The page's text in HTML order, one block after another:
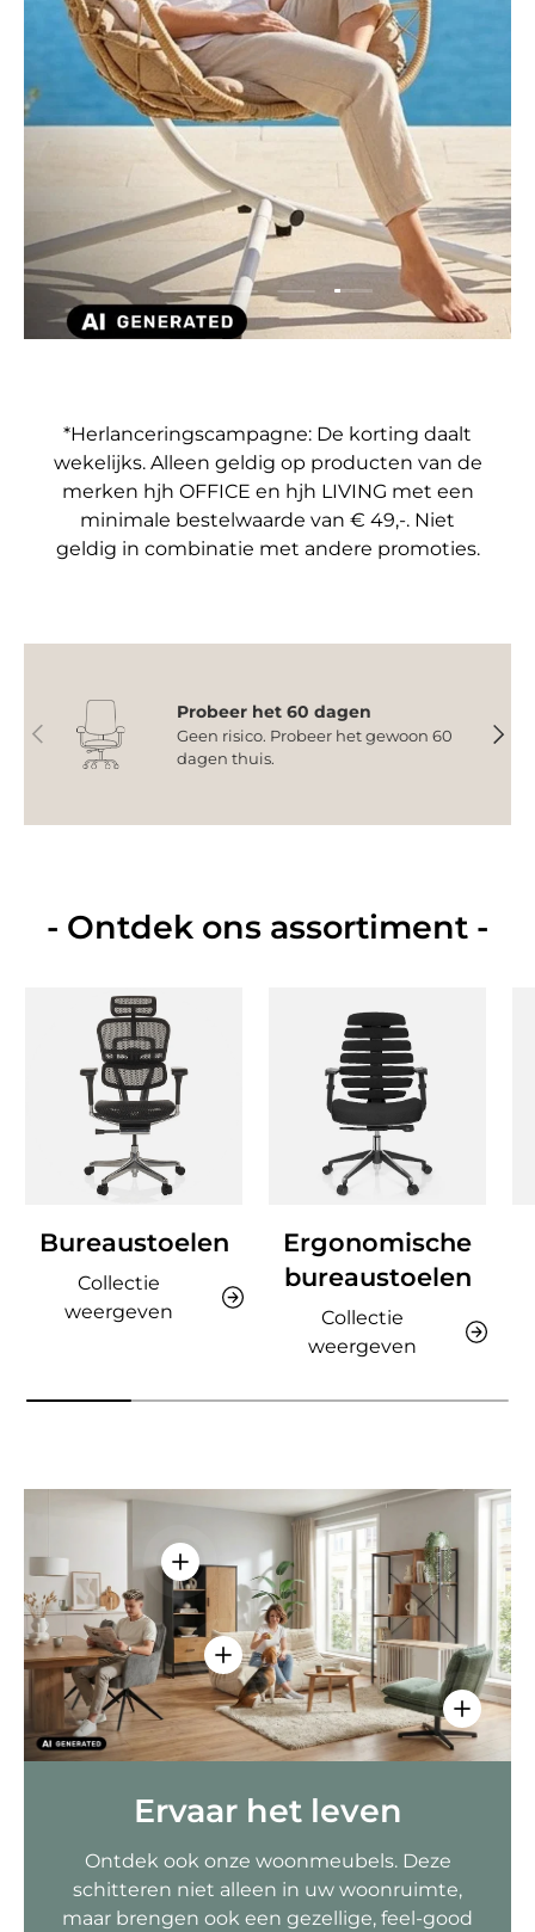
Dia laden 1 van 4
Dia laden 2 van 4
Dia laden 3 van 4
Dia laden 4 van 4
*Herlanceringscampagne: De korting daalt
wekelijks. Alleen geldig op producten van de
merken hjh OFFICE en hjh LIVING met een
minimale bestelwaarde van € 49,-. Niet
geldig in combinatie met andere promoties.
Vorige
Probeer het 60 dagen
Geen risico. Probeer het gewoon 60
dagen thuis.
- Ontdek ons assortiment -
Bureaustoelen
Collectie
weergeven
Ergonomische
bureaustoelen
Collectie
weergeven
Details
Details weergeven - AMIO H -
Details weergeven - Sitzolo 2 -
Ervaar het leven
Ontdek ook onze woonmeubels. Deze
schitteren niet alleen in uw woonruimte,
maar brengen ook een gezellige, feel-good